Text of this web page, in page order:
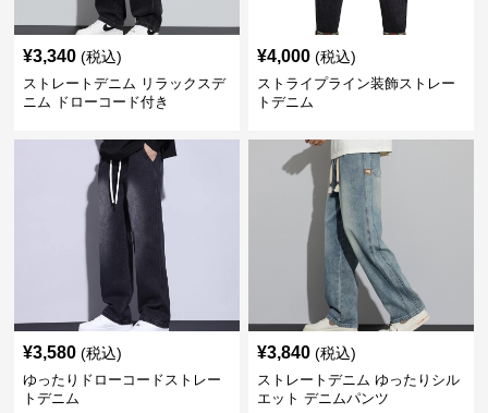
¥3,340 (税込)
ストレートデニム リラックスデ
ニム ドローコード付き
¥4,000 (税込)
ストライプライン装飾ストレー
トデニム
¥3,580 (税込)
ゆったりドローコードストレー
トデニム
¥3,840 (税込)
ストレートデニム ゆったりシル
エット デニムパンツ